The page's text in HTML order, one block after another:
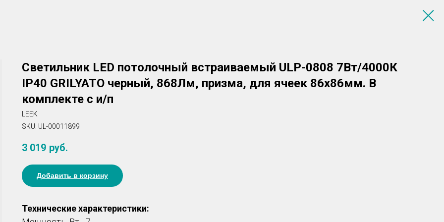
Светильник LED потолочный встраиваемый ULP-0808 7Вт/4000К
IP40 GRILYATO черный, 868Лм, призма, для ячеек 86х86мм. В
комплекте с и/п
LEEK
SKU: UL-00011899
3 019 руб.
Добавить в корзину
Технические характеристики: